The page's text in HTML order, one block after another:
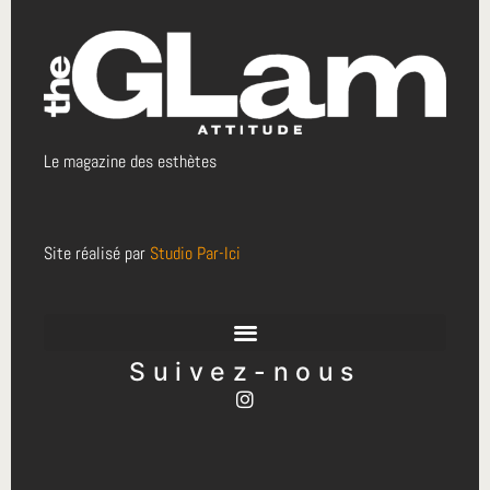
Le magazine des esthètes
Site réalisé par Studio Par-Ici
Suivez-nous